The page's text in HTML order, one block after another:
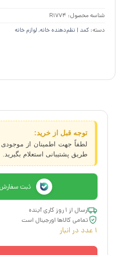
شناسه محصول: R1774
دسته: کمد | نظم‌دهنده خانه, لوازم خانه
توجه قبل از خرید:
لطفاً جهت اطمینان از موجودی
طریق پشتیبانی استعلام بگیرید.
ثبت سفارش
ارسال از ۱ روز کاری آینده
تمامی کالاها اورجینال است
1 عدد در انبار